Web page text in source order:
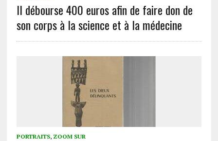
Il débourse 400 euros afin de faire don de
son corps à la science et à la médecine
PORTRAITS, ZOOM SUR